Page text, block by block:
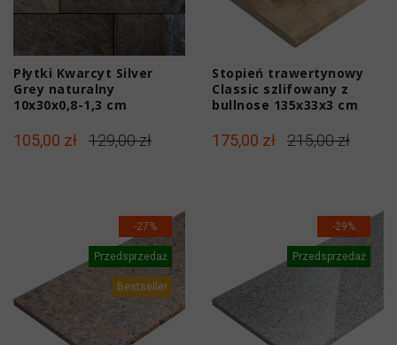
Płytki Kwarcyt Silver
Grey naturalny
10x30x0,8-1,3 cm
105,00 zł 129,00 zł
Stopień trawertynowy
Classic szlifowany z
bullnose 135x33x3 cm
175,00 zł 215,00 zł
-27%
Przedsprzedaż
Bestseller
-29%
Przedsprzedaż